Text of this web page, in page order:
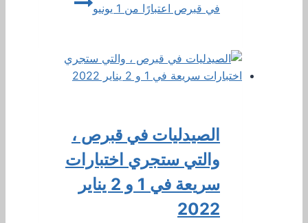
في قبرص اعتبارًا من 1 يونيو
الصيدليات في قبرص ،
والتي ستجري اختبارات
سريعة في 1 و 2 يناير
2022